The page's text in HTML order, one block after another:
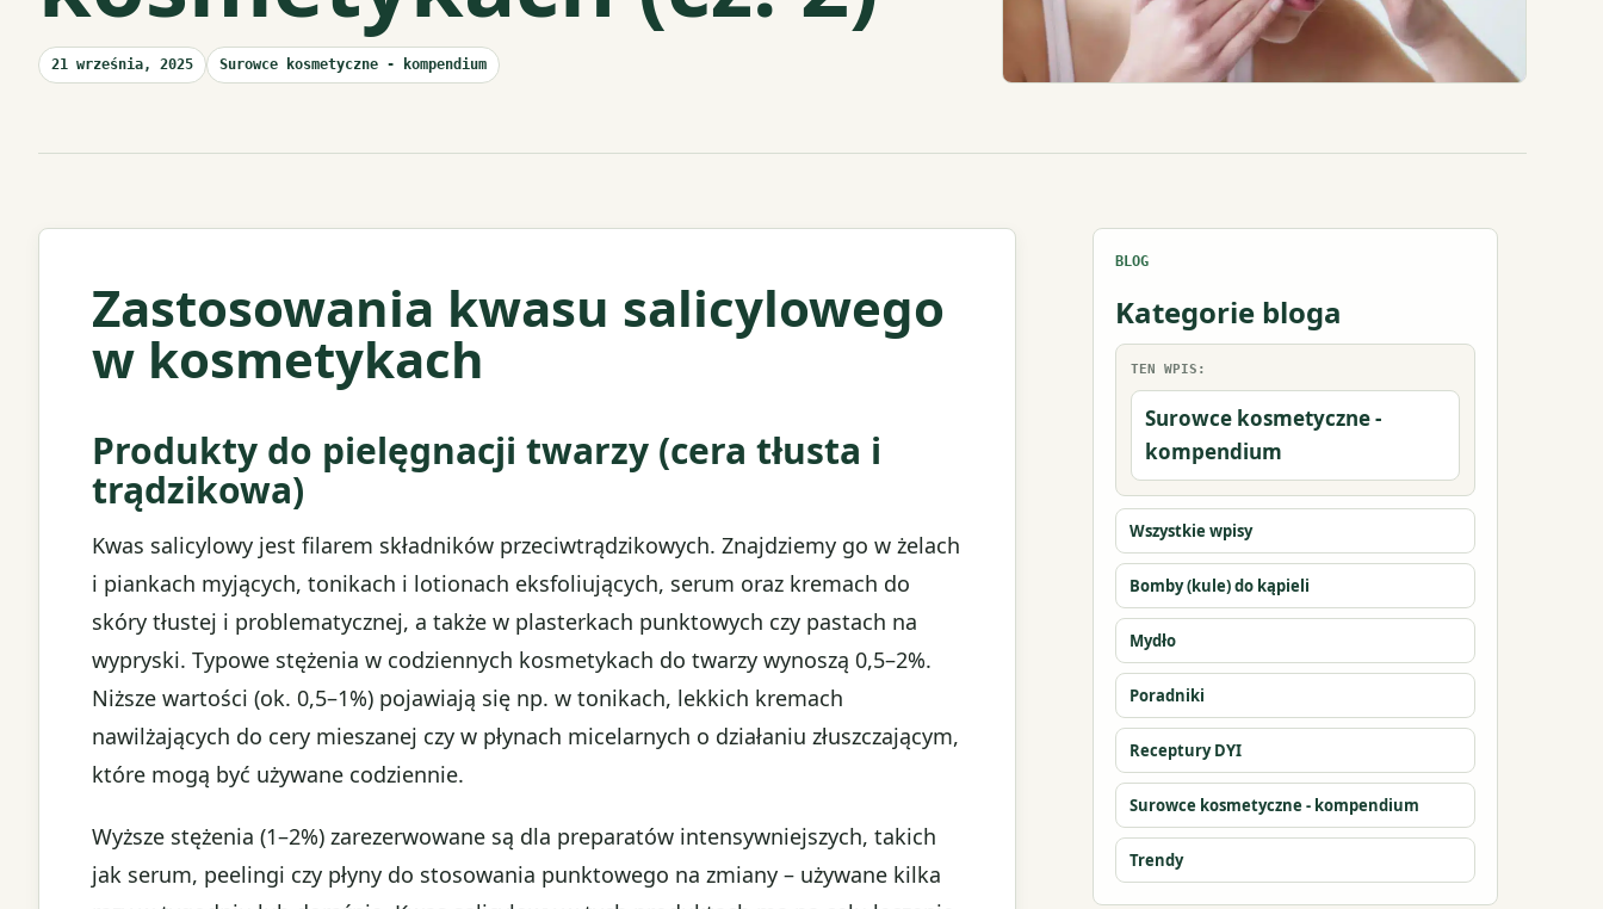
21 września, 2025 Surowce kosmetyczne - kompendium
Zastosowania kwasu salicylowego
w kosmetykach
Produkty do pielęgnacji twarzy (cera tłusta i
trądzikowa)
Kwas salicylowy jest filarem składników przeciwtrądzikowych. Znajdziemy go w żelach
i piankach myjących, tonikach i lotionach eksfoliujących, serum oraz kremach do
skóry tłustej i problematycznej, a także w plasterkach punktowych czy pastach na
wypryski. Typowe stężenia w codziennych kosmetykach do twarzy wynoszą 0,5–2%.
Niższe wartości (ok. 0,5–1%) pojawiają się np. w tonikach, lekkich kremach
nawilżających do cery mieszanej czy w płynach micelarnych o działaniu złuszczającym,
które mogą być używane codziennie.
Wyższe stężenia (1–2%) zarezerwowane są dla preparatów intensywniejszych, takich
jak serum, peelingi czy płyny do stosowania punktowego na zmiany – używane kilka
BLOG
Kategorie bloga
TEN WPIS:
Surowce kosmetyczne -
kompendium
Wszystkie wpisy
Bomby (kule) do kąpieli
Mydło
Poradniki
Receptury DYI
Surowce kosmetyczne - kompendium
Trendy